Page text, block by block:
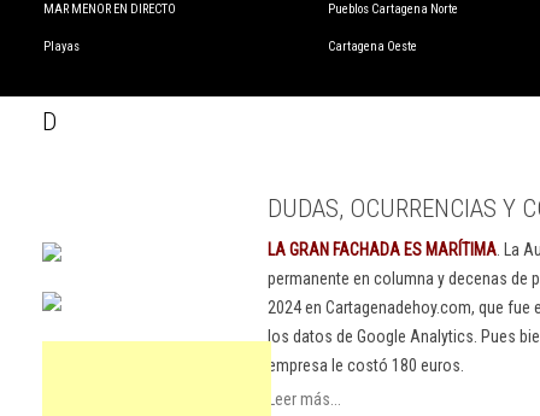
MAR MENOR EN DIRECTO
Playas
Pueblos Cartagena Norte
Cartagena Oeste
D
DUDAS, OCURRENCIAS Y
LA GRAN FACHADA ES MARÍTIMA . La
permanente en columna y decenas
2024 en Cartagenadehoy.com, que
los datos de Google Analytics. Pues
empresa le costó 180 euros.
Leer más...